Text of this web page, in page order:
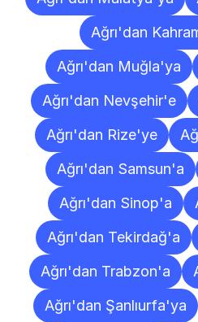
Ağrı'dan
Ağrı'dan Muğla'ya
Ağrı'dan Nevşehir'e
Ağrı'dan Rize'ye
Ağrı'dan Samsun'a
Ağrı'dan Sinop'a
Ağrı'dan Tekirdağ'a
Ağrı'dan Trabzon'a
Ağrı'dan Şanlıurfa'ya